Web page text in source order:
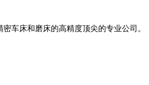
车床和磨床的高精度顶尖的专业公司。